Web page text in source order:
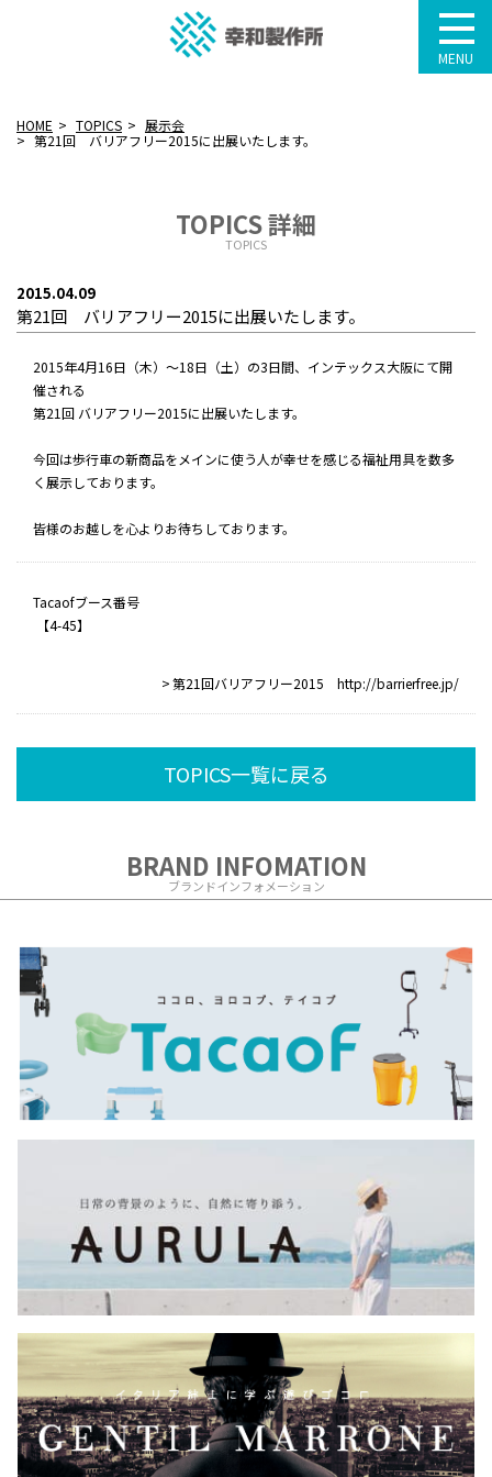
MENU
HOME TOPICS
展示会
第21回 バリアフリー2015に出展いたします。
TOPICS 詳細
TOPICS
2015.04.09
第21回 バリアフリー2015に出展いたします。
2015年4月16日（木）～18日（土）の3日間、インテックス大阪にて開
催される
第21回 バリアフリー2015に出展いたします。
今回は歩行車の新商品をメインに使う人が幸せを感じる福祉用具を数多
く展示しております。
皆様のお越しを心よりお待ちしております。
Tacaofブース番号
【4-45】
第21回バリアフリー2015 http://barrierfree.jp/
TOPICS一覧に戻る
BRAND INFOMATION
ブランドインフォメーション